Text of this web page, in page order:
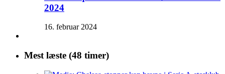
2024
16. februar 2024
Mest læste (48 timer)